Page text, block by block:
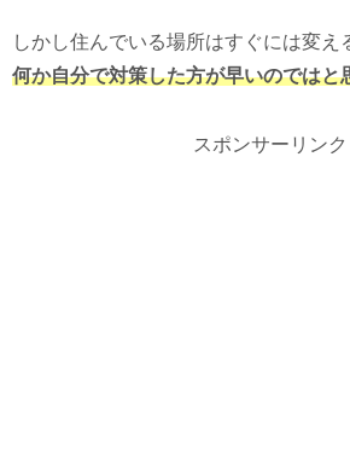
しかし住んでいる場所はすぐには変え
何か自分で対策した方が早いのではと
スポンサーリンク